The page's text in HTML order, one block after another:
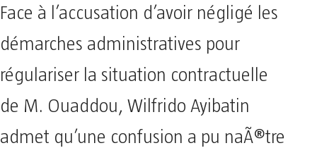
Face à l’accusation d’avoir négligé les
démarches administratives pour
régulariser la situation contractuelle
de M. Ouaddou, Wilfrido Ayibatin
admet qu’une confusion a pu naÃ®tre